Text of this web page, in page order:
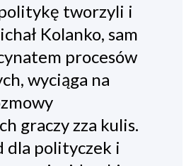
tworzyli i
Kolanko, sam
procesów
wyciąga na
graczy zza kulis.
dla polityczek i